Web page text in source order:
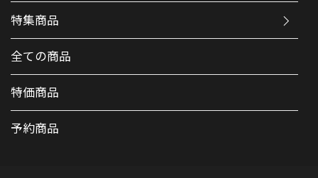
特集商品
全ての商品
特価商品
予約商品